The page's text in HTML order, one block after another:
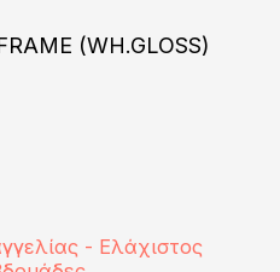
(WH.GLOSS)
- Ελάχιστος